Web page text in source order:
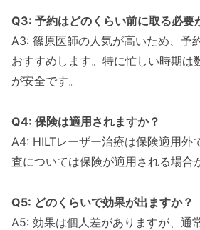
Q3: 予約はどのくらい前に取る必要
A3: 篠原医師の人気が高いため、予
おすすめします。特に忙しい時期は
が安全です。
Q4: 保険は適用されますか？
A4: HILTレーザー治療は保険適用外
査については保険が適用される場合
Q5: どのくらいで効果が出ますか？
A5: 効果は個人差がありますが、通